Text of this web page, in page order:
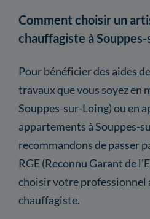
Comment choisir un
chauffagiste à Souppes-
Pour bénéficier des aides
travaux que vous soyez en
Souppes-sur-Loing) ou en
appartements à Souppes-
recommandons de passer
RGE (Reconnu Garant de
choisir votre
chauffagiste.